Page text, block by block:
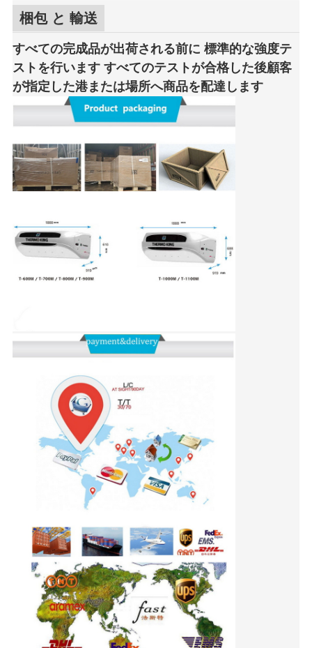
梱包 と 輸送
すべての完成品が出荷される前に 標準的な強度テ
ストを行います すべてのテストが合格した後顧客
が指定した港または場所へ商品を配達します